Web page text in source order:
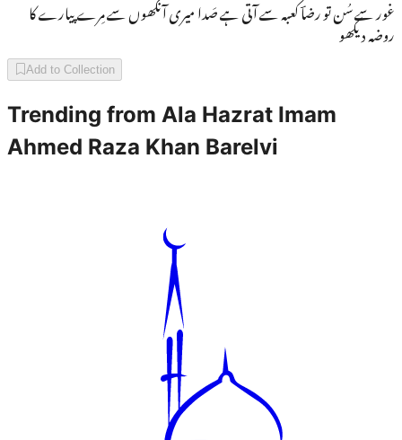
غور سے سُن تو رضاؔ کعبہ سے آتی ہے صَدا میری آنکھوں سے مِرے پیارے کا
روضہ دیکھو
Add to Collection
Trending from Ala Hazrat Imam
Ahmed Raza Khan Barelvi